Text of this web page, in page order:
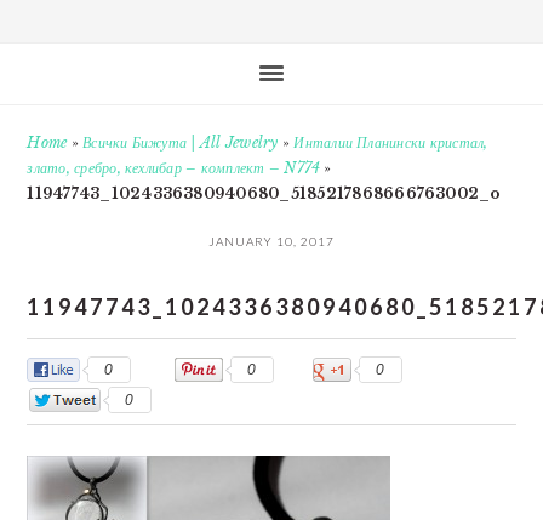
Home»Всички Бижута | All Jewelry »Инталии Планински кристал,
злато, сребро, кехлибар – комплект – N774 »
11947743_1024336380940680_5185217868666763002_o
JANUARY 10, 2017
0 0
0
0